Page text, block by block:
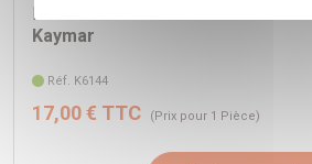
PROTECTION PIVOT KAYMAR
Kaymar
Réf. K6144
17,00 € TTC (Prix pour 1 Pièce)